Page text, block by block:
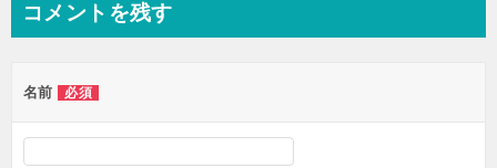
ビ
ー
シ
コメントを残す
名前 必須